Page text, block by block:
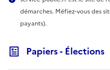
démarches. Méfiez-vous des
payants).
Papiers - Élections